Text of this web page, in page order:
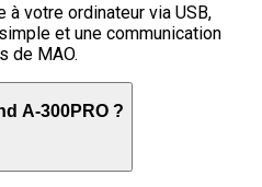
votre ordinateur via USB,
et une communication
de MAO.
A-300PRO ?